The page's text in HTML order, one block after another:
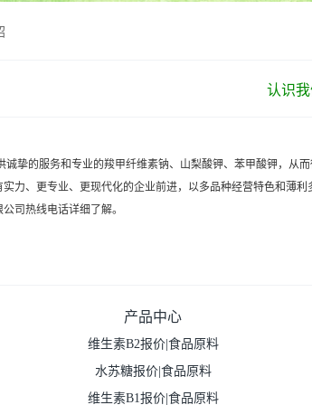
认识我
挚的服务和专业的羧甲纤维素钠、山梨酸钾、苯甲酸钾，
力、更专业、更现代化的企业前进，以多品种经营特色和薄
司热线电话详细了解。
产品中心
维生素B2报价|食品原料
水苏糖报价|食品原料
维生素B1报价|食品原料